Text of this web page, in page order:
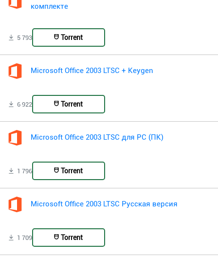
комплекте
5 793 Torrent
Microsoft Office 2003 LTSC + Keygen
6 922 Torrent
Microsoft Office 2003 LTSC для PC (ПК)
1 796 Torrent
Microsoft Office 2003 LTSC Русская версия
1 709 Torrent